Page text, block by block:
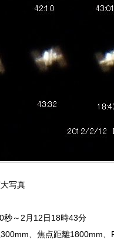
写真
秒～2月12日18時43分
、焦点距離1800mm、